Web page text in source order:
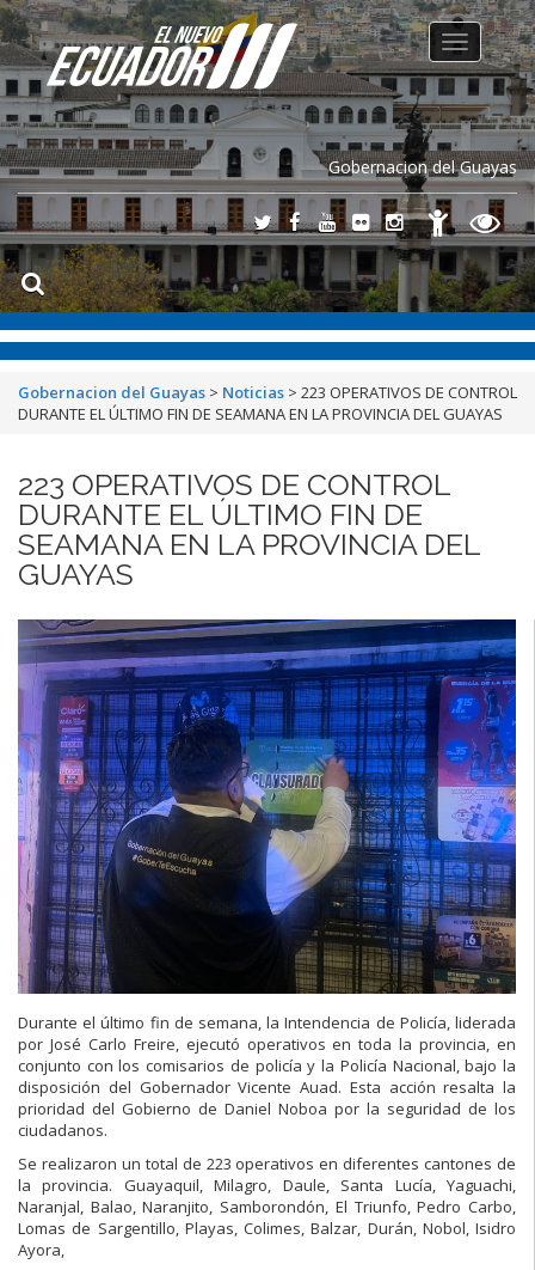
Gobernacion del Guayas
Toggle
navigation
Gobernacion del Guayas > Noticias > 223 OPERATIVOS DE CONTROL
DURANTE EL ÚLTIMO FIN DE SEAMANA EN LA PROVINCIA DEL GUAYAS
223 OPERATIVOS DE CONTROL
DURANTE EL ÚLTIMO FIN DE
SEAMANA EN LA PROVINCIA DEL
GUAYAS
Durante el último fin de semana, la Intendencia de Policía, liderada
por José Carlo Freire, ejecutó operativos en toda la provincia, en
conjunto con los comisarios de policía y la Policía Nacional, bajo la
disposición del Gobernador Vicente Auad. Esta acción resalta la
prioridad del Gobierno de Daniel Noboa por la seguridad de los
ciudadanos.
Se realizaron un total de 223 operativos en diferentes cantones de
la provincia. Guayaquil, Milagro, Daule, Santa Lucía, Yaguachi,
Naranjal, Balao, Naranjito, Samborondón, El Triunfo, Pedro Carbo,
Lomas de Sargentillo, Playas, Colimes, Balzar, Durán, Nobol, Isidro
Ayora,